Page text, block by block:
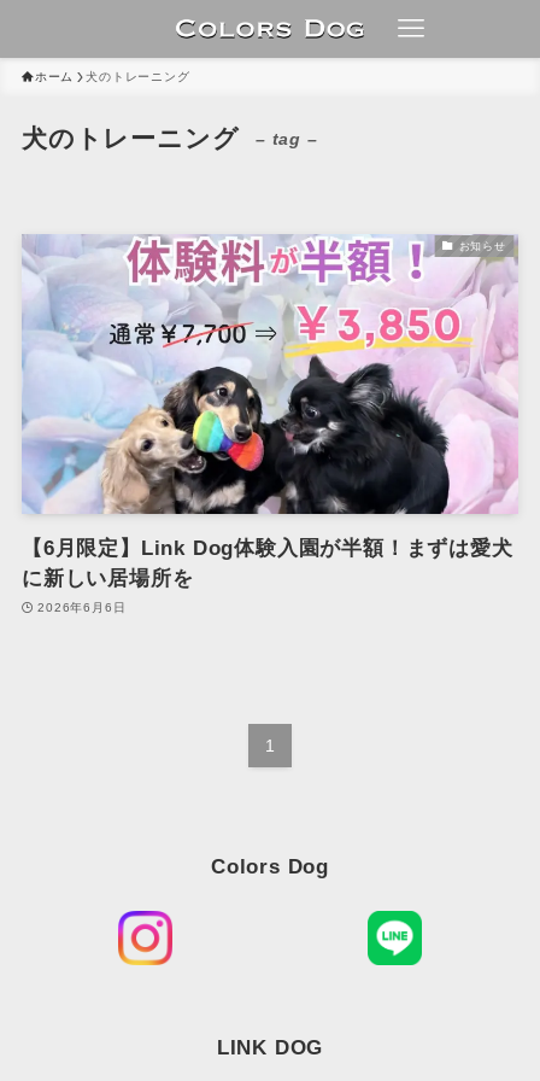
ホーム 犬のトレーニング
犬のトレーニング – tag –
お知らせ
【6月限定】Link Dog体験入園が半額！まずは愛犬
に新しい居場所を
2026年6月6日
1
Colors Dog
LINK DOG